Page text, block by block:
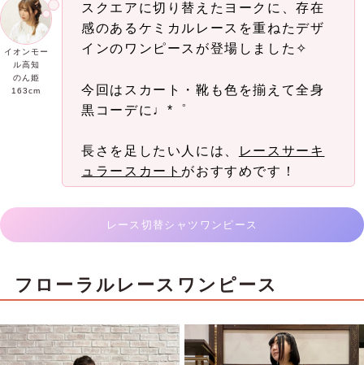
イオンモー
ル高知
のん姫
163cm
スクエアに切り替えたヨークに、存在
感のあるケミカルレースを重ねたデザ
インのワンピースが登場しました✧
今回はスカート・靴も色を揃えて全身
黒コーデに♩*゜
長さを足したい人には、
レースサーキ
ュラースカート がおすすめです！
レース切替シャツワンピース
フローラルレースワンピース